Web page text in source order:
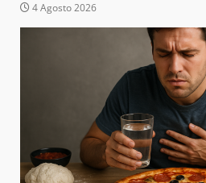
4 Agosto 2026